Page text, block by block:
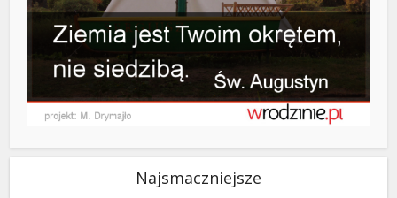
Najsmaczniejsze